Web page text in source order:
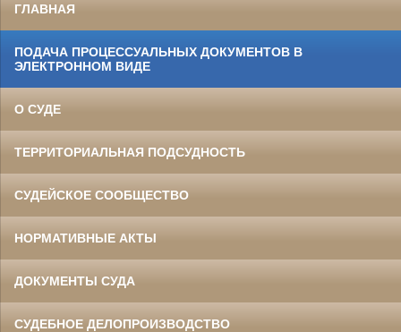
ГЛАВНАЯ
ПОДАЧА ПРОЦЕССУАЛЬНЫХ ДОКУМЕНТОВ В
ЭЛЕКТРОННОМ ВИДЕ
О СУДЕ
ТЕРРИТОРИАЛЬНАЯ ПОДСУДНОСТЬ
СУДЕЙСКОЕ СООБЩЕСТВО
НОРМАТИВНЫЕ АКТЫ
ДОКУМЕНТЫ СУДА
СУДЕБНОЕ ДЕЛОПРОИЗВОДСТВО